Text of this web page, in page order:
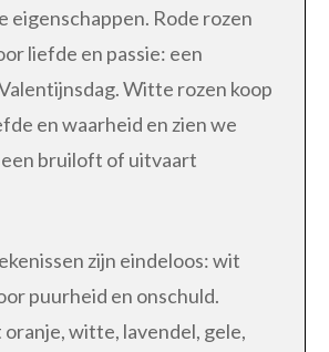
eigenschappen. Rode rozen
liefde en passie: een
Witte rozen koop
en waarheid en zien we
bruiloft of uitvaart
zijn eindeloos: wit
puurheid en onschuld.
oranje, witte, lavendel, gele,